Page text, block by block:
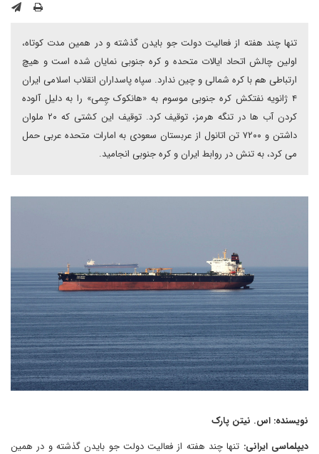
تنها چند هفته از فعالیت دولت جو بایدن گذشته و در همین مدت کوتاه،
اولین چالش اتحاد ایالات متحده و کره جنوبی نمایان شده است و هیچ
ارتباطی هم با کره شمالی و چین ندارد. سپاه پاسداران انقلاب اسلامی ایران
۴ ژانویه نفتکش کره جنوبی موسوم به «هانکوک چِمی» را به دلیل آلوده
کردن آب ها در تنگه هرمز، توقیف کرد. توقیف این کشتی که ۲۰ ملوان
داشتن و ۷۲۰۰ تن اتانول از عربستان سعودی به امارات متحده عربی حمل
می کرد، به تنش در روابط ایران و کره جنوبی انجامید.
نویسنده: اس. نیتن پارک
دیپلماسی ایرانی: تنها چند هفته از فعالیت دولت جو بایدن گذشته و در همین